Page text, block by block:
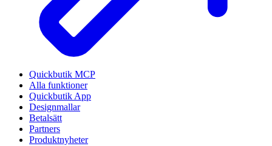
Quickbutik MCP
Alla funktioner
Quickbutik App
Designmallar
Betalsätt
Partners
Produktnyheter